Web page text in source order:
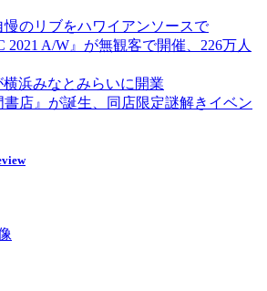
慢のリブをハワイアンソースで
2021 A/W』が無観客で開催、226万人
横浜みなとみらいに開業
書店』が誕生、同店限定謎解きイベン